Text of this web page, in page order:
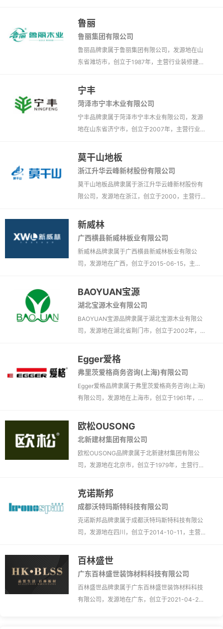
板、墙面、细木工板、生态板、集成材、饰面
板、人造板、刨花板、实木指接板、装饰板、石
膏板、UV板、亚克力板、阻燃胶合板、基础建
材、木饰面板、集成板材、机房墙板、欧松板、
鲁丽
鲁丽集团有限公司
鲁丽品牌隶属于鲁丽集团有限公司，发源地在山
东省潍坊市，创立于1987年，主营行业装修建
集成材、饰面板、大芯板、免漆板、多层板、阻
饰材、欧松板、环保板材、精板。
宁丰
菏泽市宁丰木业有限公司
宁丰品牌隶属于菏泽市宁丰木业有限公司，发源
地在山东省济宁市，创立于2007年，主营行业
造板、纤维板、刨花板、欧松板。
莫干山地板
浙江升华云峰新材股份有限公司
莫干山地板品牌隶属于浙江升华云峰新材股份有
限公司，发源地在浙江，创立于2000，主营行
面、实木地板、强化复合地板、防火板、阻燃
新威林
广西横县新威林板业有限公司
新威林品牌隶属于广西横县新威林板业有限公
司，发源地在广西，创立于2015-06-15，主营
BAOYUAN宝源
湖北宝源木业有限公司
BAOYUAN宝源品牌隶属于湖北宝源木业有限公
司，发源地在湖北省荆门市，创立于2002年，
度板、人造板、纤维板、刨花板、欧松板、精
板。
Egger爱格
弗里茨爱格商务咨询(上海)有限公司
Egger爱格品牌隶属于弗里茨爱格商务咨询(上海)
有限公司，发源地在上海市，创立于1961年，主
柜、欧松板。
欧松OUSONG
北新建材集团有限公司
欧松OUSONG品牌隶属于北新建材集团有限公
司，发源地在北京市，创立于1979年，主营行业
克诺斯邦
成都沃特玛斯特科技有限公司
克诺斯邦品牌隶属于成都沃特玛斯特科技有限公
司，发源地在四川，创立于2014-10-11，主营
百林盛世
广东百林盛世装饰材料科技有限公司
百林盛世品牌隶属于广东百林盛世装饰材料科技
有限公司，发源地在广东，创立于2021-04-2